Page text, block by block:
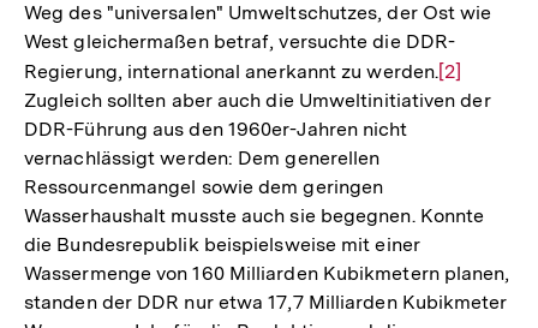
Weg des "universalen" Umweltschutzes, der Ost wie
West gleichermaßen betraf, versuchte die DDR-
Regierung, international anerkannt zu werden.Zur
Auflösung
[2]
Zugleich sollten aber auch die Umweltinitiativen der
DDR-Führung aus den 1960er-Jahren nicht
vernachlässigt werden: Dem generellen
Ressourcenmangel sowie dem geringen
Wasserhaushalt musste auch sie begegnen. Konnte
die Bundesrepublik beispielsweise mit einer
Wassermenge von 160 Milliarden Kubikmetern planen,
standen der DDR nur etwa 17,7 Milliarden Kubikmeter